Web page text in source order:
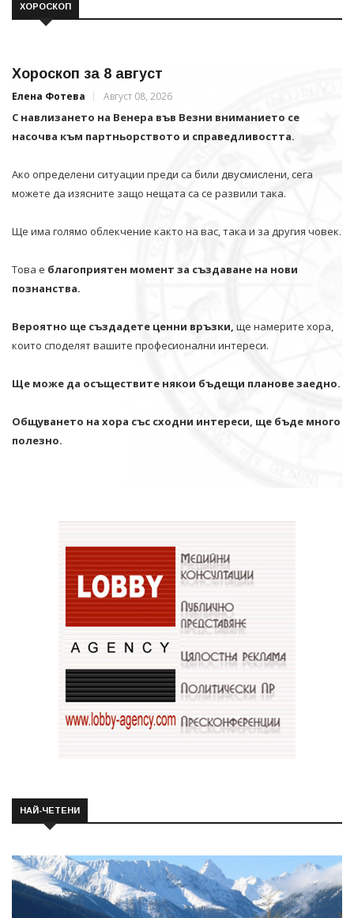
ХОРОСКОП
Хороскоп за 8 август
Елена Фотева Август 08, 2026
С навлизането на Венера във Везни вниманието се
насочва към партньорството и справедливостта.
Ако определени ситуации преди са били двусмислени, сега
можете да изясните защо нещата са се развили така.
Ще има голямо облекчение както на вас, така и за другия човек.
Това е благоприятен момент за създаване на нови
познанства.
Вероятно ще създадете ценни връзки, ще намерите хора,
които споделят вашите професионални интереси.
Ще може да осъществите някои бъдещи планове заедно.
Общуването на хора със сходни интереси, ще бъде много
полезно.
НАЙ-ЧЕТЕНИ